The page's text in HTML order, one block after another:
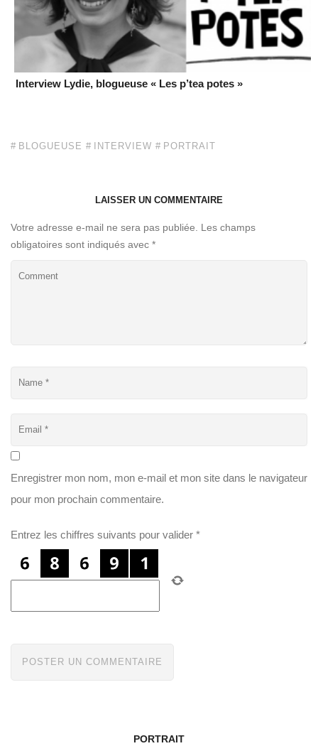
Interview Lydie, blogueuse « Les p’tea potes »
BLOGUEUSE INTERVIEW PORTRAIT
LAISSER UN COMMENTAIRE
Votre adresse e-mail ne sera pas publiée.
Les champs
obligatoires sont indiqués avec *
Enregistrer mon nom, mon e-mail et mon site dans le navigateur
pour mon prochain commentaire.
Entrez les chiffres suivants pour valider *
PORTRAIT